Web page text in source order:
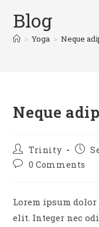
Blog
> Yoga > Neque
Neque
Post
author:
Trinity
Post
Post0 Comments
Lorem ipsum
elit. Integer nec